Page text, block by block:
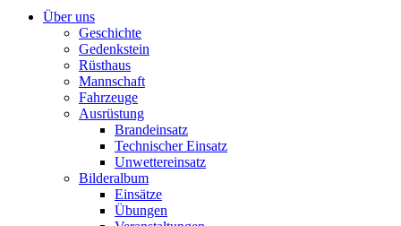
Über uns
Geschichte
Gedenkstein
Rüsthaus
Mannschaft
Fahrzeuge
Ausrüstung
Brandeinsatz
Technischer Einsatz
Unwettereinsatz
Bilderalbum
Einsätze
Übungen